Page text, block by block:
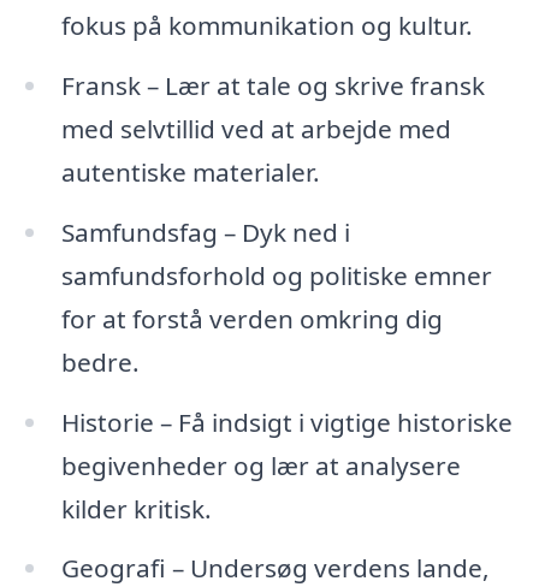
fokus på kommunikation og kultur.
Fransk – Lær at tale og skrive fransk
med selvtillid ved at arbejde med
autentiske materialer.
Samfundsfag – Dyk ned i
samfundsforhold og politiske emner
for at forstå verden omkring dig
bedre.
Historie – Få indsigt i vigtige historiske
begivenheder og lær at analysere
kilder kritisk.
Geografi – Undersøg verdens lande,